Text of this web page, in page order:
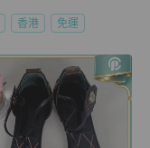
香港 免運